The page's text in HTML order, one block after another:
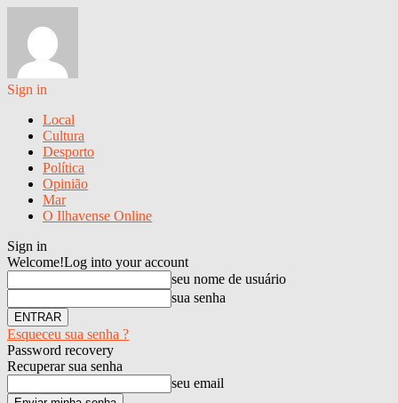
Sign in
Local
Cultura
Desporto
Política
Opinião
Mar
O Ilhavense Online
Sign in
Welcome!Log into your account
seu nome de usuário
sua senha
Esqueceu sua senha ?
Password recovery
Recuperar sua senha
seu email